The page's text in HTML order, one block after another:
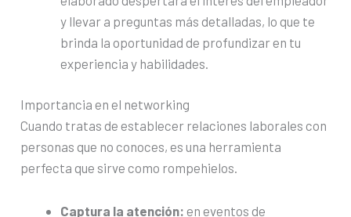
y llevar a preguntas más detalladas, lo que te
brinda la oportunidad de profundizar en tu
experiencia y habilidades.
Importancia en el networking
Cuando tratas de establecer relaciones laborales con
personas que no conoces, es una herramienta
perfecta que sirve como rompehielos.
Captura la atención: en eventos de